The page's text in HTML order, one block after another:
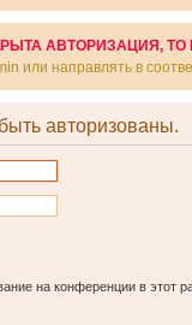
АВТОРИЗАЦИЯ, ТО
или направлять в
авторизованы.
на конференции в этот